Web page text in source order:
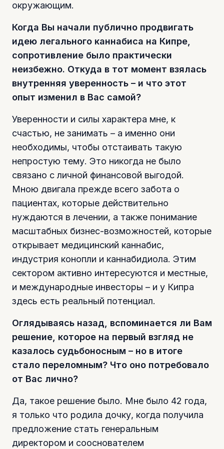
окружающим.
Когда Вы начали публично продвигать
идею легального каннабиса на Кипре,
сопротивление было практически
неизбежно. Откуда в тот момент взялась
внутренняя уверенность – и что этот
опыт изменил в Вас самой?
Уверенности и силы характера мне, к
счастью, не занимать – а именно они
необходимы, чтобы отстаивать такую
непростую тему. Это никогда не было
связано с личной финансовой выгодой.
Мною двигала прежде всего забота о
пациентах, которые действительно
нуждаются в лечении, а также понимание
масштабных бизнес-возможностей, которые
открывает медицинский каннабис,
индустрия конопли и каннабидиола. Этим
сектором активно интересуются и местные,
и международные инвесторы – и у Кипра
здесь есть реальный потенциал.
Оглядываясь назад, вспоминается ли Вам
решение, которое на первый взгляд не
казалось судьбоносным – но в итоге
стало переломным? Что оно потребовало
от Вас лично?
Да, такое решение было. Мне было 42 года,
я только что родила дочку, когда получила
предложение стать генеральным
директором и сооснователем